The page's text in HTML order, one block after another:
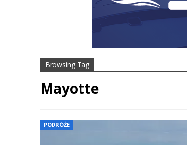
Browsing Tag
Mayotte
PODRÓŻE